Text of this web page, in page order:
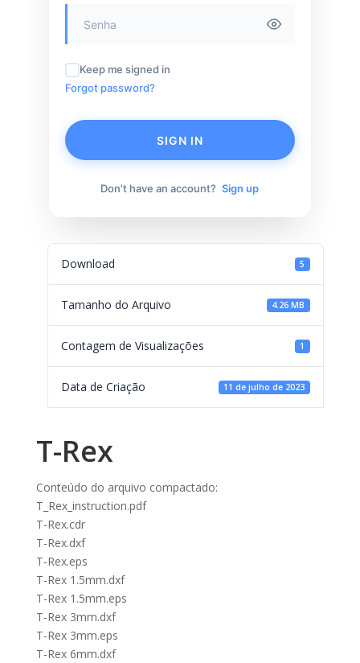
Keep me signed in
Forgot password?
SIGN IN
Don't have an account? Sign up
Download 5
Tamanho do Arquivo 4.26 MB
Contagem de Visualizações 1
Data de Criação 11 de julho de 2023
T-Rex
Conteúdo do arquivo compactado:
T_Rex_instruction.pdf
T-Rex.cdr
T-Rex.dxf
T-Rex.eps
T-Rex 1.5mm.dxf
T-Rex 1.5mm.eps
T-Rex 3mm.dxf
T-Rex 3mm.eps
T-Rex 6mm.dxf